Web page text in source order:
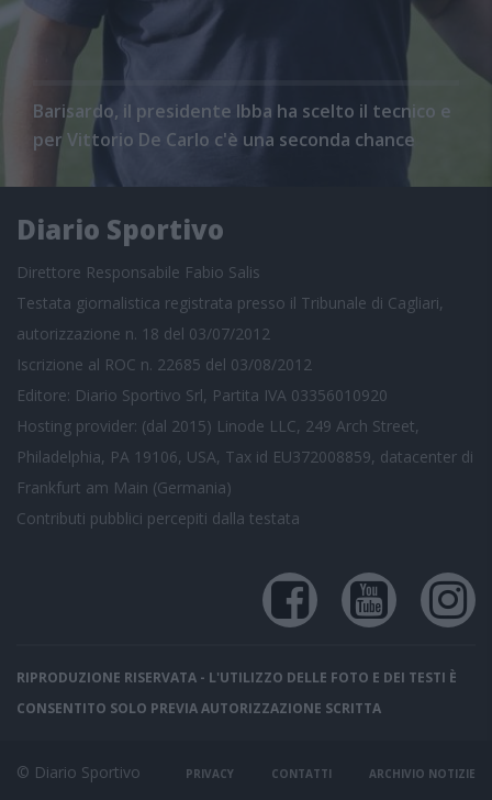
Barisardo, il presidente Ibba ha scelto il tecnico e
per Vittorio De Carlo c'è una seconda chance
Diario Sportivo
Direttore Responsabile Fabio Salis
Testata giornalistica registrata presso il Tribunale di Cagliari,
autorizzazione n. 18 del 03/07/2012
Iscrizione al ROC n. 22685 del 03/08/2012
Editore: Diario Sportivo Srl, Partita IVA 03356010920
Hosting provider: (dal 2015) Linode LLC, 249 Arch Street,
Philadelphia, PA 19106, USA, Tax id EU372008859, datacenter di
Frankfurt am Main (Germania)
Contributi pubblici percepiti dalla testata
RIPRODUZIONE RISERVATA - L'UTILIZZO DELLE FOTO E DEI TESTI È
CONSENTITO SOLO PREVIA AUTORIZZAZIONE SCRITTA
© Diario Sportivo PRIVACY CONTATTI ARCHIVIO NOTIZIE